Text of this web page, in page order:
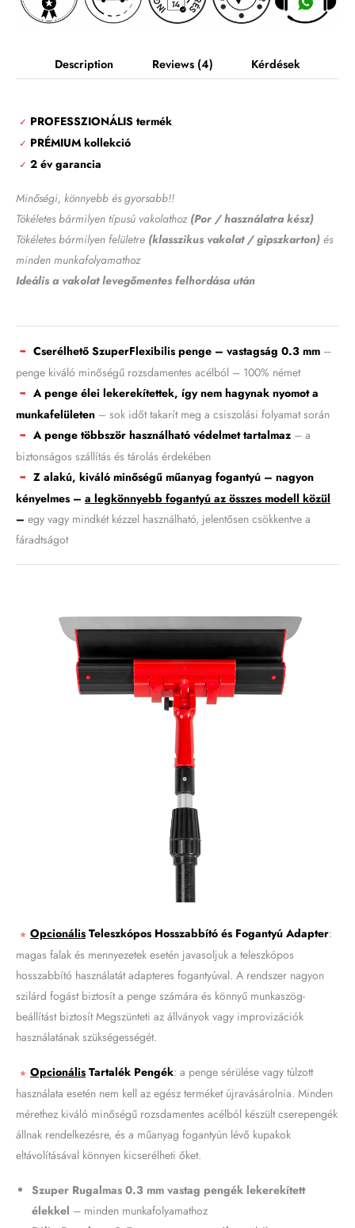
Description Reviews (4) Kérdések
✓ PROFESSZIONÁLIS termék
✓ PRÉMIUM kollekció
✓ 2 év garancia
Minőségi, könnyebb és gyorsabb!!
Tökéletes bármilyen típusú vakolathoz (Por / használatra kész)
Tökéletes bármilyen felületre (klasszikus vakolat / gipszkarton) és
minden munkafolyamathoz
Ideális a vakolat levegőmentes felhordása után
➥ Cserélhető SzuperFlexibilis penge – vastagság 0.3 mm –
penge kiváló minőségű rozsdamentes acélból – 100% német
➥ A penge élei lekerekítettek, így nem hagynak nyomot a
munkafelületen – sok időt takarít meg a csiszolási folyamat során
➥ A penge többször használható védelmet tartalmaz – a
biztonságos szállítás és tárolás érdekében
➥ Z alakú, kiváló minőségű műanyag fogantyú – nagyon
kényelmes – a legkönnyebb fogantyú az összes modell közül
– egy vagy mindkét kézzel használható, jelentősen csökkentve a
fáradtságot
✯ Opcionális Teleszkópos Hosszabbító és Fogantyú Adapter:
magas falak és mennyezetek esetén javasoljuk a teleszkópos
hosszabbító használatát adapteres fogantyúval. A rendszer nagyon
szilárd fogást biztosít a penge számára és könnyű munkaszög-
beállítást biztosít Megszünteti az állványok vagy improvizációk
használatának szükségességét.
✯ Opcionális Tartalék Pengék: a penge sérülése vagy túlzott
használata esetén nem kell az egész terméket újravásárolnia. Minden
mérethez kiváló minőségű rozsdamentes acélból készült cserepengék
állnak rendelkezésre, és a műanyag fogantyún lévő kupakok
eltávolításával könnyen kicserélheti őket.
Szuper Rugalmas 0.3 mm vastag pengék lekerekített
élekkel – minden munkafolyamathoz